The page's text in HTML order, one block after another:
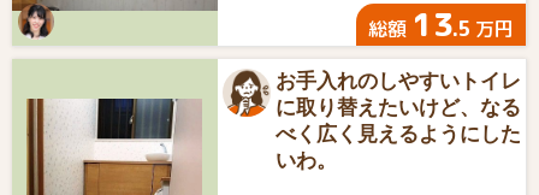
総額 13.5 万円
お手入れのしやすいトイレ
に取り替えたいけど、なる
べく広く見えるようにした
いわ。